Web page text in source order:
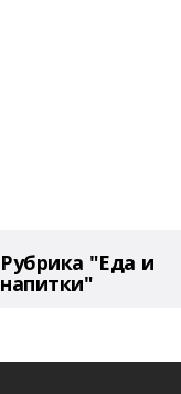
Рубрика "Еда и
напитки"